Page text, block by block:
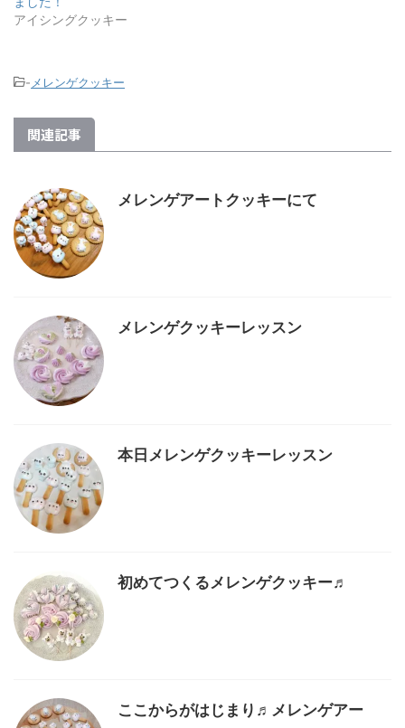
アイシングクッキー
- メレンゲクッキー
関連記事
メレンゲアートクッキーにて
メレンゲクッキーレッスン
本日メレンゲクッキーレッスン
初めてつくるメレンゲクッキー♬
ここからがはじまり♬メレンゲアー